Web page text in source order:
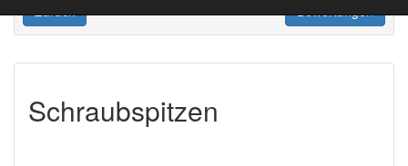
Zurück Bewertungen
Schraubspitzen